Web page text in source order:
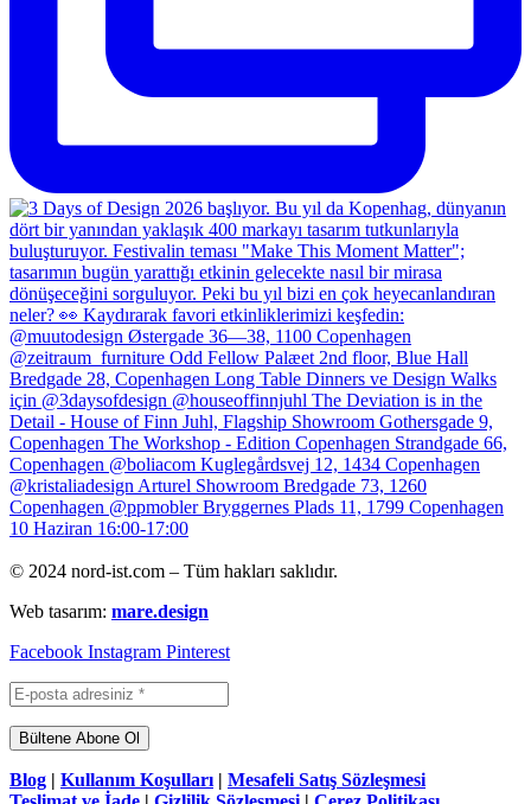
© 2024 nord-ist.com – Tüm hakları saklıdır.
Web tasarım: mare.design
Facebook Instagram Pinterest
Blog Kullanım Koşulları| Mesafeli Satış Sözleşmesi